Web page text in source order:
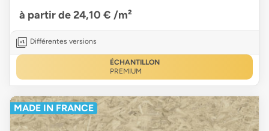
à partir de 24,10 € /m²
Différentes versions
ÉCHANTILLON
PREMIUM
MADE IN FRANCE